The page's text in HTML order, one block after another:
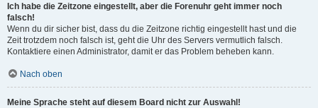
Ich habe die Zeitzone eingestellt, aber die Forenuhr geht immer noch
falsch!
Wenn du dir sicher bist, dass du die Zeitzone richtig eingestellt hast und die
Zeit trotzdem noch falsch ist, geht die Uhr des Servers vermutlich falsch.
Kontaktiere einen Administrator, damit er das Problem beheben kann.
Nach oben
Meine Sprache steht auf diesem Board nicht zur Auswahl!